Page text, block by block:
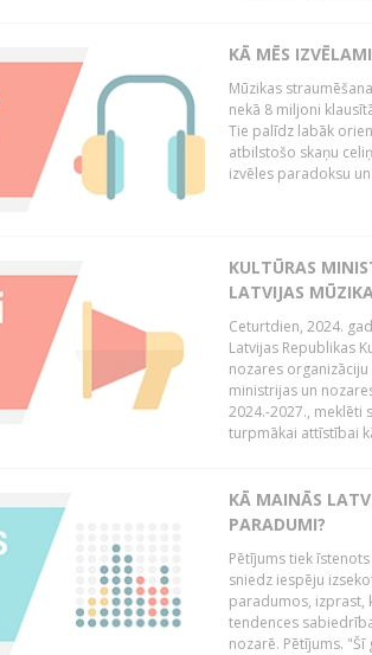
KĀ MĒS
Mūzikas
nekā 8 miljoni
Tie palīdz labāk
atbilstošo skaņu
izvēles paradoksu
KULTŪRAS
LATVIJAS
Ceturtdien, 2024.
Latvijas Republikas
nozares
ministrijas un
2024.-2027., meklēti
turpmākai attīstībai
KĀ MAINĀS
PARADUMI?
Pētījums tiek
sniedz iespēju
paradumos, izprast,
tendences
nozarē. Pētījums.